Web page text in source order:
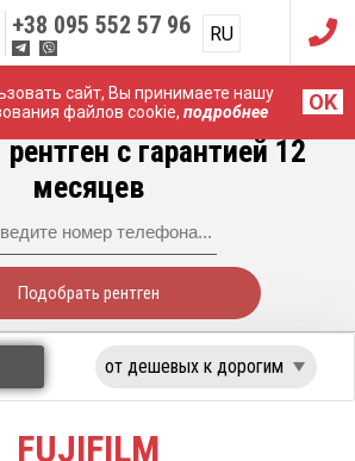
сайт, Вы принимаете нашу
файлов cookie, подробнее OK
+38 095 552 57 96 RU
UA
Fujifilm
с гарантией 12
месяцев
Подобрать рентген
FUJIFILM